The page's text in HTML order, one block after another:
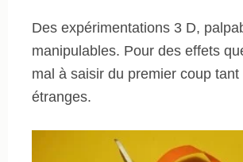
Des expérimentations 3 D,
manipulables. Pour des effets
mal à saisir du premier coup tant
étranges.